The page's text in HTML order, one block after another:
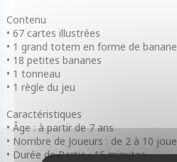
Contenu
• 67 cartes illustrées
• 1 grand totem en forme de banane
• 18 petites bananes
• 1 tonneau
• 1 règle du jeu
Caractéristiques
• Âge : à partir de 7 ans
• Nombre de Joueurs : de 2 à 10
• Durée de Partie : 15 minutes